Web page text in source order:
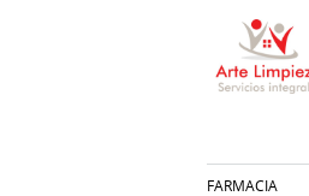
FARMACIA